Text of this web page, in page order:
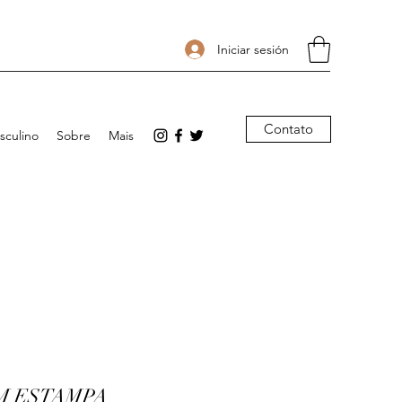
Iniciar sesión
Sobre Mais Contato
ESTAMPA